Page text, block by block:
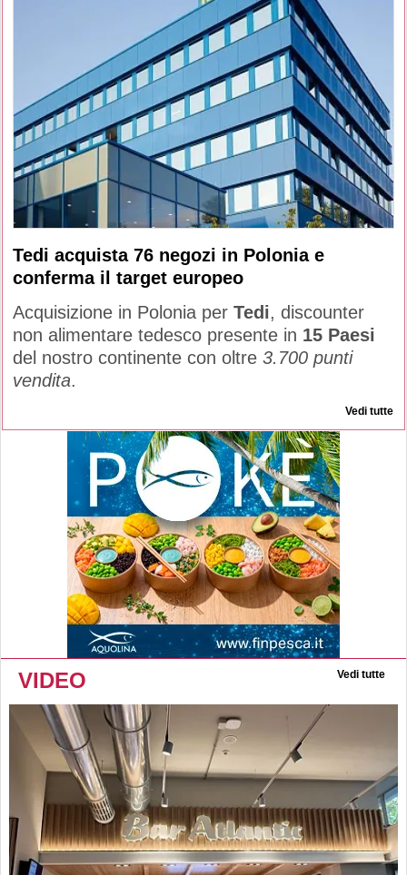
Tedi acquista 76 negozi in Polonia e
conferma il target europeo
Acquisizione in Polonia per Tedi, discounter
non alimentare tedesco presente in 15 Paesi
del nostro continente con oltre 3.700 punti
vendita.
Vedi tutte
VIDEO Vedi tutte